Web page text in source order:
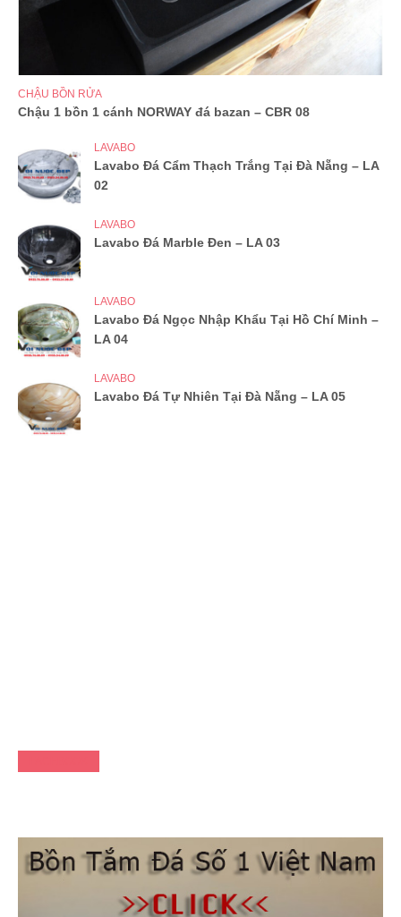
CHẬU BỒN RỬA
Chậu 1 bồn 1 cánh NORWAY đá bazan – CBR 08
LAVABO
Lavabo Đá Cẩm Thạch Trắng Tại Đà Nẵng – LA
02
LAVABO
Lavabo Đá Marble Đen – LA 03
LAVABO
Lavabo Đá Ngọc Nhập Khẩu Tại Hồ Chí Minh –
LA 04
LAVABO
Lavabo Đá Tự Nhiên Tại Đà Nẵng – LA 05